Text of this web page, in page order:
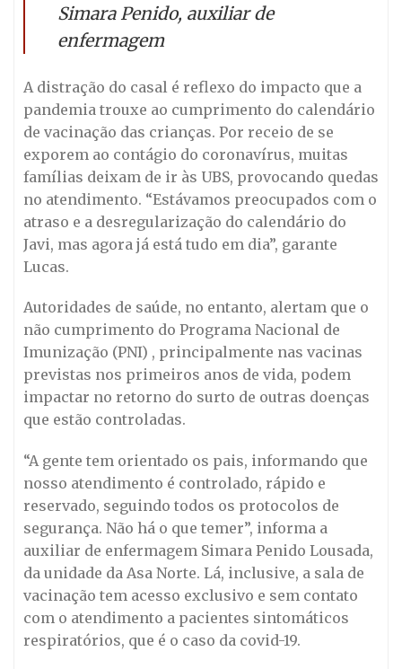
Simara Penido, auxiliar de
enfermagem
A distração do casal é reflexo do impacto que a
pandemia trouxe ao cumprimento do calendário
de vacinação das crianças. Por receio de se
exporem ao contágio do coronavírus, muitas
famílias deixam de ir às UBS, provocando quedas
no atendimento. “Estávamos preocupados com o
atraso e a desregularização do calendário do
Javi, mas agora já está tudo em dia”, garante
Lucas.
Autoridades de saúde, no entanto, alertam que o
não cumprimento do Programa Nacional de
Imunização (PNI) , principalmente nas vacinas
previstas nos primeiros anos de vida, podem
impactar no retorno do surto de outras doenças
que estão controladas.
“A gente tem orientado os pais, informando que
nosso atendimento é controlado, rápido e
reservado, seguindo todos os protocolos de
segurança. Não há o que temer”, informa a
auxiliar de enfermagem Simara Penido Lousada,
da unidade da Asa Norte. Lá, inclusive, a sala de
vacinação tem acesso exclusivo e sem contato
com o atendimento a pacientes sintomáticos
respiratórios, que é o caso da covid-19.